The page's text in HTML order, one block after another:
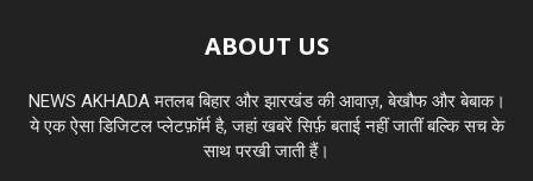
ABOUT US
NEWS AKHADA मतलब बिहार और झारखंड की आवाज़, बेखौफ और बेबाक।
ये एक ऐसा डिजिटल प्लेटफ़ॉर्म है, जहां खबरें सिर्फ़ बताई नहीं जातीं बल्कि सच के
साथ परखी जाती हैं।